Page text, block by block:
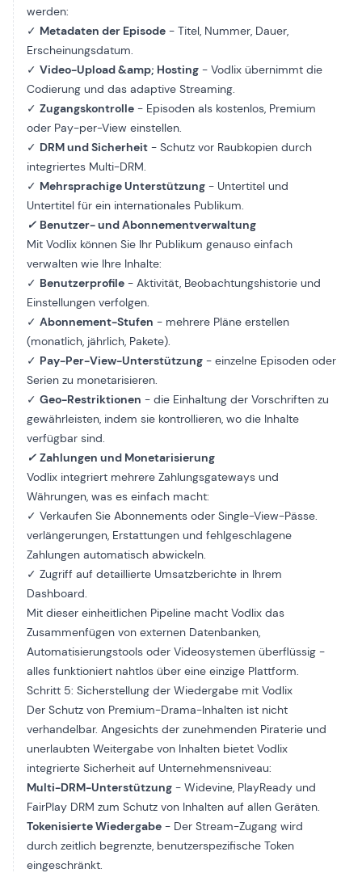
werden:
✓ Metadaten der Episode - Titel, Nummer, Dauer,
Erscheinungsdatum.
✓ Video-Upload &amp; Hosting - Vodlix übernimmt die
Codierung und das adaptive Streaming.
✓ Zugangskontrolle - Episoden als kostenlos, Premium
oder Pay-per-View einstellen.
✓ DRM und Sicherheit - Schutz vor Raubkopien durch
integriertes Multi-DRM.
✓ Mehrsprachige Unterstützung - Untertitel und
Untertitel für ein internationales Publikum.
✓ Benutzer- und Abonnementverwaltung
Mit Vodlix können Sie Ihr Publikum genauso einfach
verwalten wie Ihre Inhalte:
✓ Benutzerprofile - Aktivität, Beobachtungshistorie und
Einstellungen verfolgen.
✓ Abonnement-Stufen - mehrere Pläne erstellen
(monatlich, jährlich, Pakete).
✓ Pay-Per-View-Unterstützung - einzelne Episoden oder
Serien zu monetarisieren.
✓ Geo-Restriktionen - die Einhaltung der Vorschriften zu
gewährleisten, indem sie kontrollieren, wo die Inhalte
verfügbar sind.
✓ Zahlungen und Monetarisierung
Vodlix integriert mehrere Zahlungsgateways und
Währungen, was es einfach macht:
✓ Verkaufen Sie Abonnements oder Single-View-Pässe.
verlängerungen, Erstattungen und fehlgeschlagene
Zahlungen automatisch abwickeln.
✓ Zugriff auf detaillierte Umsatzberichte in Ihrem
Dashboard.
Mit dieser einheitlichen Pipeline macht Vodlix das
Zusammenfügen von externen Datenbanken,
Automatisierungstools oder Videosystemen überflüssig -
alles funktioniert nahtlos über eine einzige Plattform.
Schritt 5: Sicherstellung der Wiedergabe mit Vodlix
Der Schutz von Premium-Drama-Inhalten ist nicht
verhandelbar. Angesichts der zunehmenden Piraterie und
unerlaubten Weitergabe von Inhalten bietet Vodlix
integrierte Sicherheit auf Unternehmensniveau:
Multi-DRM-Unterstützung - Widevine, PlayReady und
FairPlay DRM zum Schutz von Inhalten auf allen Geräten.
Tokenisierte Wiedergabe - Der Stream-Zugang wird
durch zeitlich begrenzte, benutzerspezifische Token
eingeschränkt.